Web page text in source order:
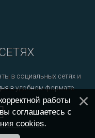
в социальных сетях и
в удобном формате.
работы
соглашаетесь с
cookies.